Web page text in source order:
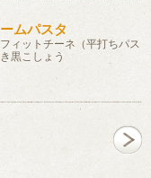
ムパスタ
ィットチーネ（平打ちパス
黒こしょう